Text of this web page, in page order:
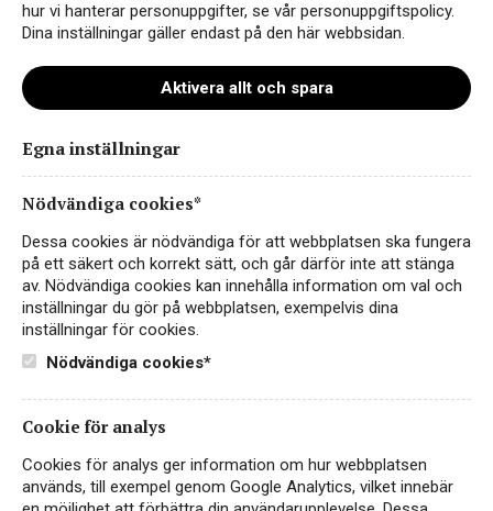
plex-langhe-nebbiolo-high
Instagram
Facebook
hur vi hanterar personuppgifter, se vår personuppgiftspolicy.
Dina inställningar gäller endast på den här webbsidan.
Aktivera allt och spara
Egna inställningar
Nödvändiga cookies*
Dessa cookies är nödvändiga för att webbplatsen ska fungera
på ett säkert och korrekt sätt, och går därför inte att stänga
av. Nödvändiga cookies kan innehålla information om val och
inställningar du gör på webbplatsen, exempelvis dina
inställningar för cookies.
Nödvändiga cookies*
Cookie för analys
Cookies för analys ger information om hur webbplatsen
används, till exempel genom Google Analytics, vilket innebär